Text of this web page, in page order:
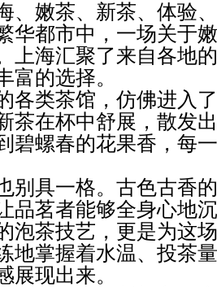
、嫩茶、新茶、体验
华都市中，一场关于
上海汇聚了来自各地
富的选择。
各类茶馆，仿佛进入
茶在杯中舒展，散发
碧螺春的花果香，每
别具一格。古色古香
品茗者能够全身心地
泡茶技艺，更是为这
地掌握着水温、投茶
展现出来。